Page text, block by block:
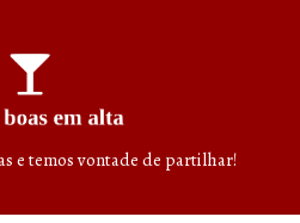
e temos vontade de partilhar!